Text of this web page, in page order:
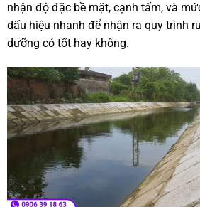
nhận độ đặc bề mặt, cạnh tấm, và
dấu hiệu nhanh để nhận ra quy trình
dưỡng có tốt hay không.